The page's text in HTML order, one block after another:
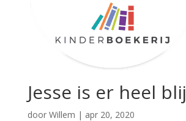
Jesse is er heel blij
door Willem | apr 20, 2020